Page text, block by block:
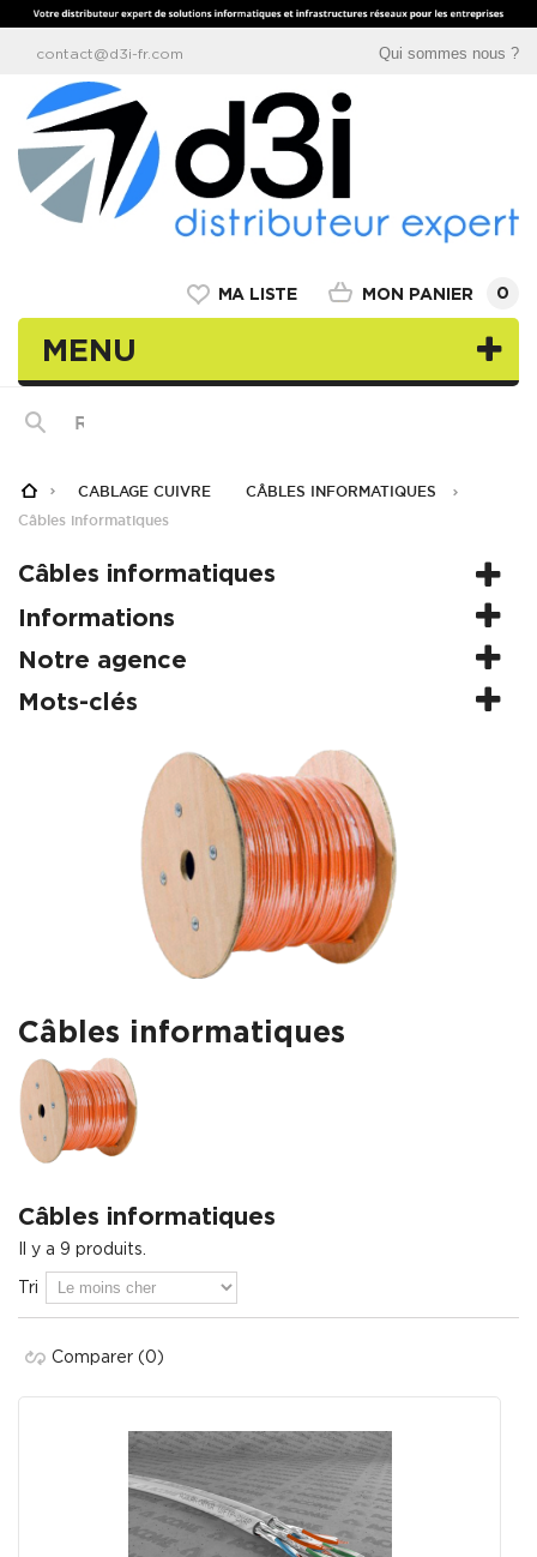
Qui sommes nous ?
contact@d3i-fr.com
MON PANIER 0
MA LISTE
MENU
CABLAGE CUIVRE
CÂBLES INFORMATIQUES
Câbles informatiques
Câbles informatiques
Informations
Notre agence
Mots-clés
Câbles informatiques
Câbles informatiques
Il y a 9 produits.
Tri
Comparer (0)